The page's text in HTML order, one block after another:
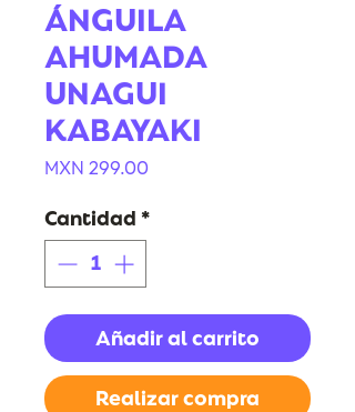
ÁNGUILA
AHUMADA
UNAGUI
KABAYAKI
MXN 299.00
Cantidad *
Añadir al carrito
Realizar compra